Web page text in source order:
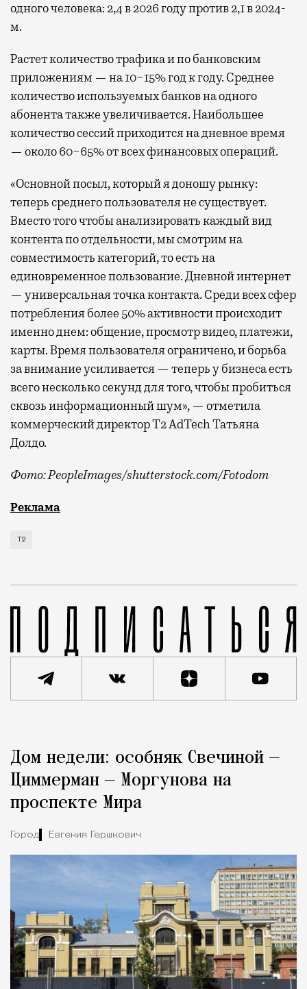
одного человека: 2,4 в 2026 году против 2,1 в 2024-
м.
Растет количество трафика и по банковским
приложениям — на 10−15% год к году. Среднее
количество используемых банков на одного
абонента также увеличивается. Наибольшее
количество сессий приходится на дневное время
— около 60−65% от всех финансовых операций.
«Основной посыл, который я доношу рынку:
теперь среднего пользователя не существует.
Вместо того чтобы анализировать каждый вид
контента по отдельности, мы смотрим на
совместимость категорий, то есть на
единовременное пользование. Дневной интернет
— универсальная точка контакта. Среди всех сфер
потребления более 50% активности происходит
именно днем: общение, просмотр видео, платежи,
карты. Время пользователя ограничено, и борьба
за внимание усиливается — теперь у бизнеса есть
всего несколько секунд для того, чтобы пробиться
сквозь информационный шум», — отметила
коммерческий директор Т2 AdTech Татьяна
Долдо.
Фото: PeopleImages/shutterstock.com/Fotodom
Мобильный оператор Т2 изучил модели интернет-
Реклама
Т2
Город
Дом недели: особняк Свечиной —
Циммерман — Моргунова на
проспекте Мира
Город Евгения Гершкович